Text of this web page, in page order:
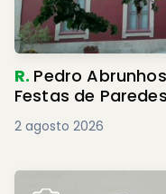
R. Pedro
Festas de
2 agosto 2026